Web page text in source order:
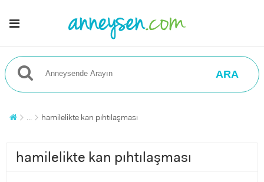
ARA
... hamilelikte kan pıhtılaşması
hamilelikte kan pıhtılaşması